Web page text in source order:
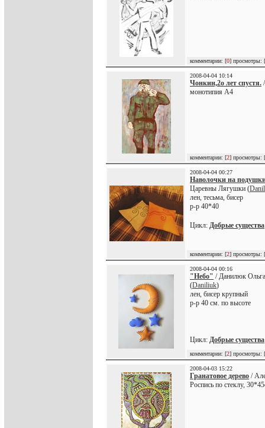
комментарии: [0] просмотры: [
2008-04-04 10:14
Чонкин,2о лет спустя.
монотипия А4
комментарии: [2] просмотры: [
2008-04-04 00:27
Наволочки на
Царевны Лягушки (
лен, тесьма, бисер
р-р 40*40
Цикл: Добрые существа
комментарии: [2] просмотры: [
2008-04-04 00:16
"Небо" / Данилюк
(Daniliuk)
лен, бисер крупный
р-р 40 см. по высоте
Цикл: Добрые существа
комментарии: [2] просмотры: [
2008-04-03 15:22
Гранатовое дерево /
Роспись по стеклу,